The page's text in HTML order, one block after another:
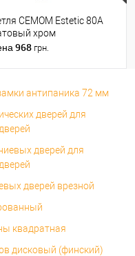
CEMOM Estetic 80A
хром
968 грн.
антипаника 72 мм
дверей для
дверей для
дверей врезной
квадратная
дисковый (финский)